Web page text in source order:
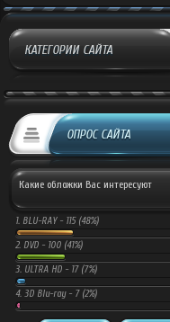
КАТЕГОРИИ САЙТА
ОПРОС САЙТА
Какие обложки Вас интересуют
1. BLU-RAY - 115 (48%)
2. DVD - 100 (41%)
3. ULTRA HD - 17 (7%)
4. 3D Blu-ray - 7 (2%)